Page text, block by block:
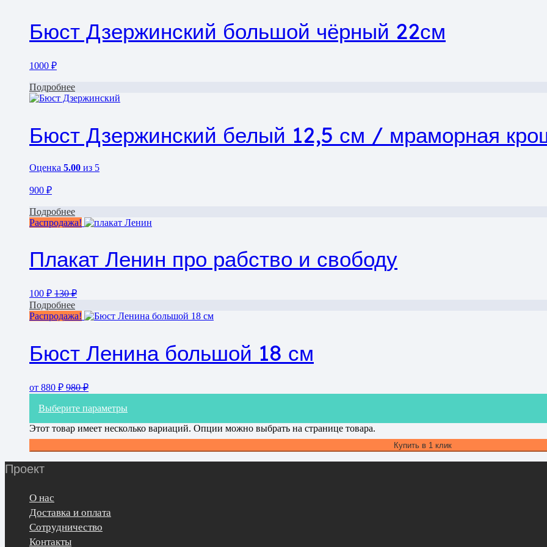
Бюст Дзержинский большой чёрный 22см
1000 ₽
Подробнее
Бюст Дзержинский белый 12,5 см / мраморная
Оценка 5.00 из 5
900 ₽
Подробнее
Распродажа!
Плакат Ленин про рабство и свободу
100 ₽ 130₽
Подробнее
Распродажа!
Бюст Ленина большой 18 см
от 880 ₽ 980₽
Выберите параметры
Этот товар имеет несколько вариаций. Опции можно выбрать на странице товара.
Купить в 1 клик
Проект
О нас
Доставка и оплата
Сотрудничество
Контакты